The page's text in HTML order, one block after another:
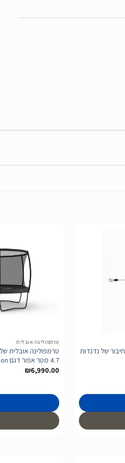
של נדנדות
טרמפולינה אובלית
4.7 מטר אפור דגם Champion
₪6,990.00